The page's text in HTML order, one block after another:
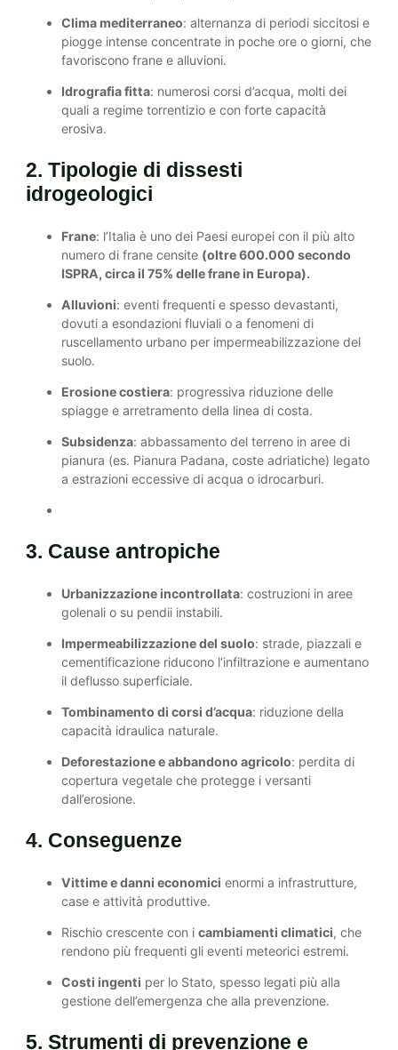
Clima mediterraneo: alternanza di periodi siccitosi e
piogge intense concentrate in poche ore o giorni, che
favoriscono frane e alluvioni.
Idrografia fitta: numerosi corsi d’acqua, molti dei
quali a regime torrentizio e con forte capacità
erosiva.
2. Tipologie di dissesti
idrogeologici
Frane: l’Italia è uno dei Paesi europei con il più alto
numero di frane censite (oltre 600.000 secondo
ISPRA, circa il 75% delle frane in Europa).
Alluvioni: eventi frequenti e spesso devastanti,
dovuti a esondazioni fluviali o a fenomeni di
ruscellamento urbano per impermeabilizzazione del
suolo.
Erosione costiera: progressiva riduzione delle
spiagge e arretramento della linea di costa.
Subsidenza: abbassamento del terreno in aree di
pianura (es. Pianura Padana, coste adriatiche) legato
a estrazioni eccessive di acqua o idrocarburi.
3. Cause antropiche
Urbanizzazione incontrollata: costruzioni in aree
golenali o su pendii instabili.
Impermeabilizzazione del suolo: strade, piazzali e
cementificazione riducono l’infiltrazione e aumentano
il deflusso superficiale.
Tombinamento di corsi d’acqua: riduzione della
capacità idraulica naturale.
Deforestazione e abbandono agricolo: perdita di
copertura vegetale che protegge i versanti
dall’erosione.
4. Conseguenze
Vittime e danni economici enormi a infrastrutture,
case e attività produttive.
Rischio crescente con icambiamenti climatici, che
rendono più frequenti gli eventi meteorici estremi.
Costi ingenti per lo Stato, spesso legati più alla
gestione dell’emergenza che alla prevenzione.
5. Strumenti di prevenzione e